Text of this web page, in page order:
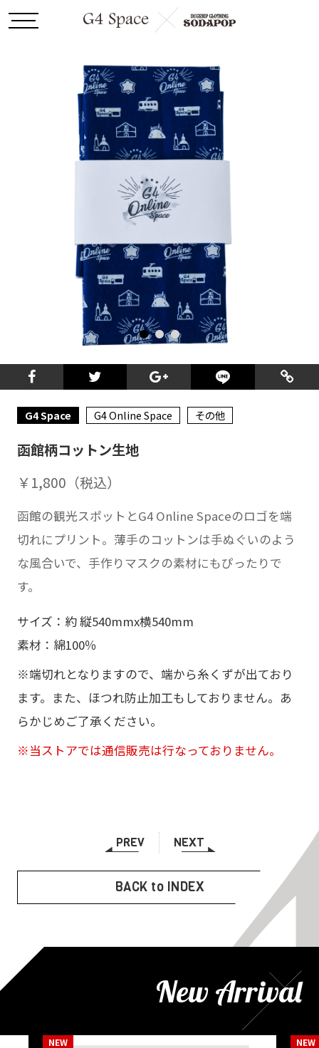
G4 Space G4 Online Space その他
函館柄コットン生地
￥1,800（税込）
函館の観光スポットとG4 Online Spaceのロゴを端
切れにプリント。薄手のコットンは手ぬぐいのよう
な風合いで、手作りマスクの素材にもぴったりで
す。
サイズ：約 縦540mmx横540mm
素材：綿100％
※端切れとなりますので、端から糸くずが出ており
ます。また、ほつれ防止加工もしておりません。あ
らかじめご了承ください。
※当ストアでは通信販売は行なっておりません。
PREV NEXT
BACK to INDEX
New Arrival